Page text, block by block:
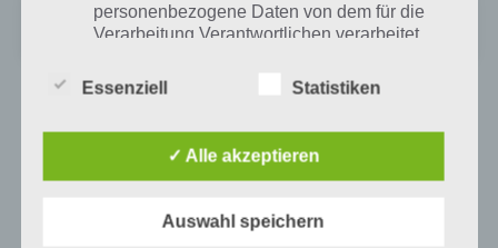
Mountain Goat Mountain
Preis:Kostenlos+
Auf WhatsApp teilen Teilen auf Facebook
personenbezogene Daten von dem für die
Verarbeitung Verantwortlichen verarbeitet
c) Verarbeitung
Verarbeitung ist jeder mit oder ohne Hilfe
Vorgang oder jede solche Vorgangsreihe im
Essenziell Statistiken
✓ Alle akzeptieren
Auswahl speichern